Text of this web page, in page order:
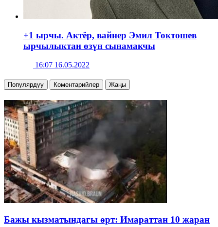
+1 ырчы. Актёр, вайнер Эмил Токтошев
ырчылыктан өзүн сынамакчы
16:07 16.05.2022
Популярдуу Коментарийлер Жаңы
Бажы кызматындагы өрт: Имараттан 10 жаран